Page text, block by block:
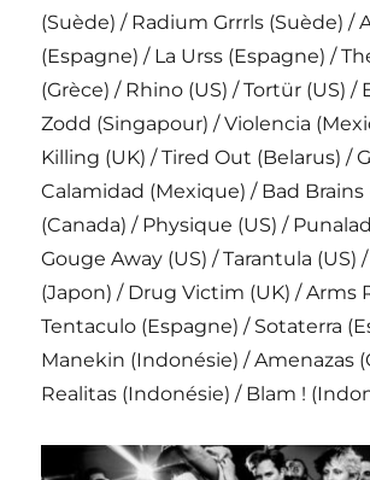
(Suède) / Radium Grrrls (Suède) /
(Espagne) / La Urss (Espagne) /
(Grèce) / Rhino (US) / Tortür (US) /
Zodd (Singapour) / Violencia
Killing (UK) / Tired Out (Belarus) /
Calamidad (Mexique) / Bad Brains
(Canada) / Physique (US) /
Gouge Away (US) / Tarantula (US)
(Japon) / Drug Victim (UK) / Arms
Tentaculo (Espagne) / Sotaterra
Manekin (Indonésie) / Amenazas
Realitas (Indonésie) / Blam !